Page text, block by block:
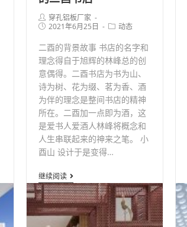
Post
author:
穿孔铝板厂家
Post2021年6月25日
Post动态
二酉的背景故事 书店的名字和
理念得自于旭辉的林峰总的创
意偶得。二酉书店为书为山、
诗为树、花为缀、茗为香、酒
为伴的理念是整间书店的精神
所在。二酉加一点即为酒，这
是爱书人爱酒人林峰将概念和
人生串联起来的神来之笔。 小
酉山 设计于是变得…
继续阅读 红
色
烤
漆